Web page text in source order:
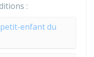
:
enfant du